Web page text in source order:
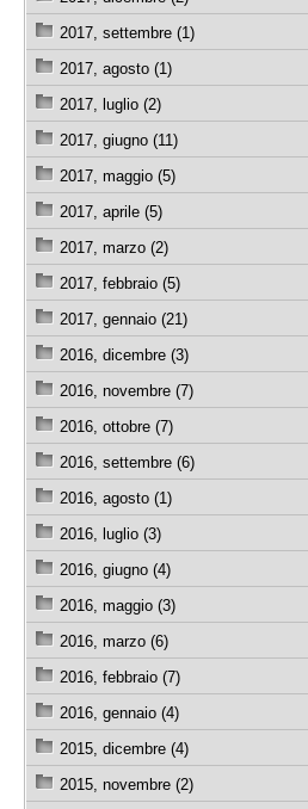
2017, settembre (1)
2017, agosto (1)
2017, luglio (2)
2017, giugno (11)
2017, maggio (5)
2017, aprile (5)
2017, marzo (2)
2017, febbraio (5)
2017, gennaio (21)
2016, dicembre (3)
2016, novembre (7)
2016, ottobre (7)
2016, settembre (6)
2016, agosto (1)
2016, luglio (3)
2016, giugno (4)
2016, maggio (3)
2016, marzo (6)
2016, febbraio (7)
2016, gennaio (4)
2015, dicembre (4)
2015, novembre (2)